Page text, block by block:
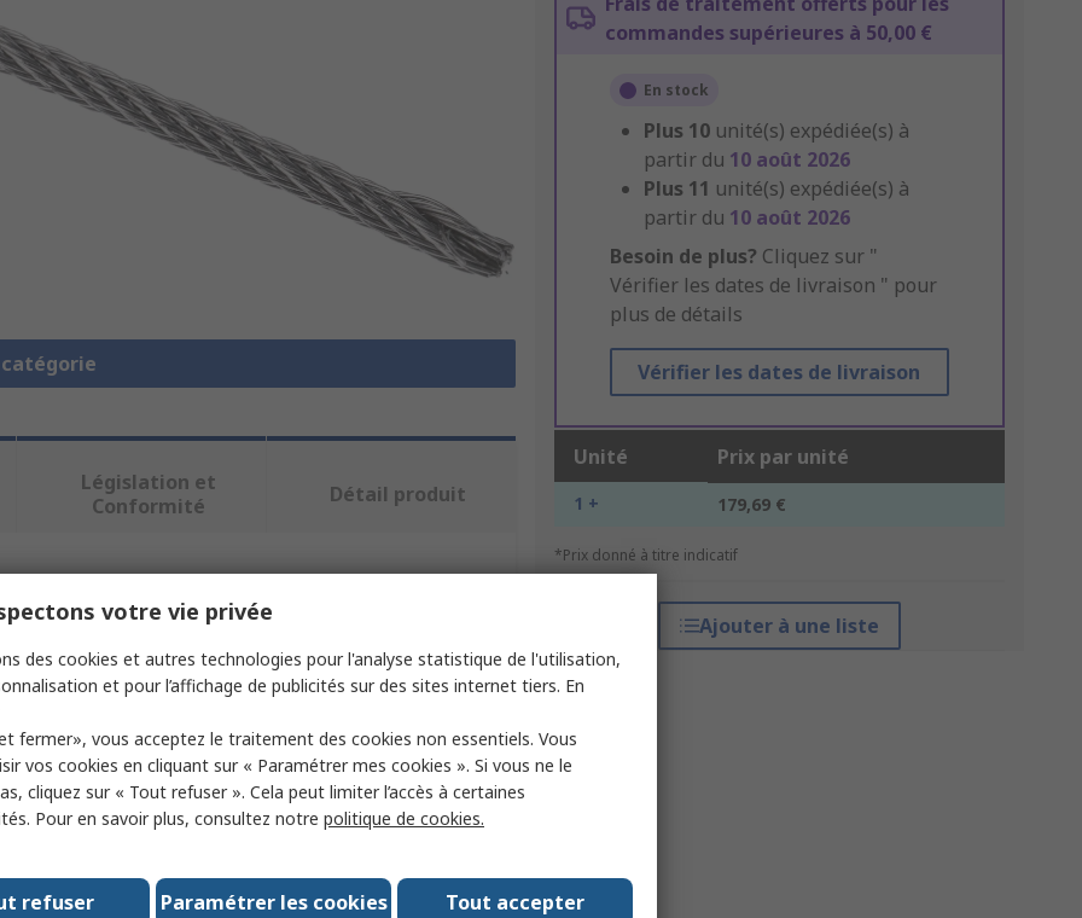
commandes supérieures à 50,00 €
En stock
Plus 10 unité(s) expédiée(s) à
partir du 10 août 2026
Plus 11 unité(s) expédiée(s) à
partir du 10 août 2026
Besoin de plus? Cliquez sur "
Vérifier les dates de livraison " pour
plus de détails
Vérifier les dates de livraison
Unité Prix par unité
1 + 179,69 €
*Prix donné à titre indicatif
Ajouter à une liste
Législation et
Conformité
Détail produit
un ou plusieurs attributs.
Valeur
produit Câble métallique
Acier inoxydable
100m
votre vie privée
des cookies et autres technologies pour l'analyse statistique de l'utilisation,
et pour l’affichage de publicités sur des sites internet tiers. En
fermer», vous acceptez le traitement des cookies non essentiels. Vous
vos cookies en cliquant sur « Paramétrer mes cookies ». Si vous ne le
cliquez sur « Tout refuser ». Cela peut limiter l’accès à certaines
Pour en savoir plus, consultez notre politique de cookies.
Tout accepter
Paramétrer les cookies
refuser